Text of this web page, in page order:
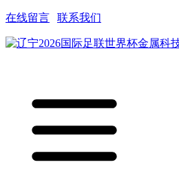
在线留言 联系我们